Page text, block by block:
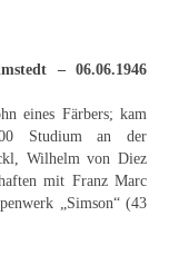
– 06.06.1946
eines Färbers; kam
Studium an der
Wilhelm von Diez
mit Franz Marc
„Simson“ (43